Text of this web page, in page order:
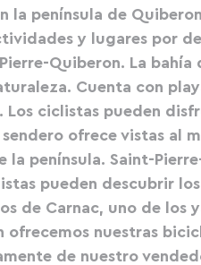
la península de
y lugares por
Quiberon. La bahía
Cuenta con
Los ciclistas pueden
ofrece vistas al
la península. Saint-
pueden descubrir los
de Carnac, uno de los
ofrecemos nuestras
de nuestro